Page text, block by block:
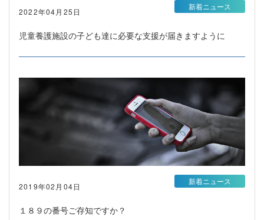
2022年04月25日
児童養護施設の子ども達に必要な支援が届きますように
新着ニュース
2019年02月04日
１８９の番号ご存知ですか？
新着ニュース